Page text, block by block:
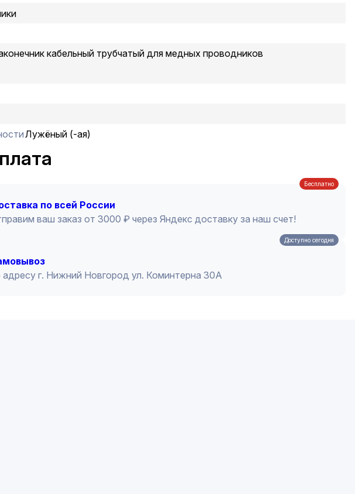
кабельный трубчатый для медных проводников
Лужёный (-ая)
Бесплатно
по всей России
ваш заказ от 3000 ₽ через Яндекс доставку за наш счет!
Доступно сегодня
адресу г. Нижний Новгород ул. Коминтерна 30А